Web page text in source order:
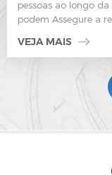
pessoas ao longo
podem Assegure a
leve e alta
vários dispositivos
eficiente e
equipamentos
interno (controle
diferentes graus de
temperatura
de resfriamento
VEJA MAIS